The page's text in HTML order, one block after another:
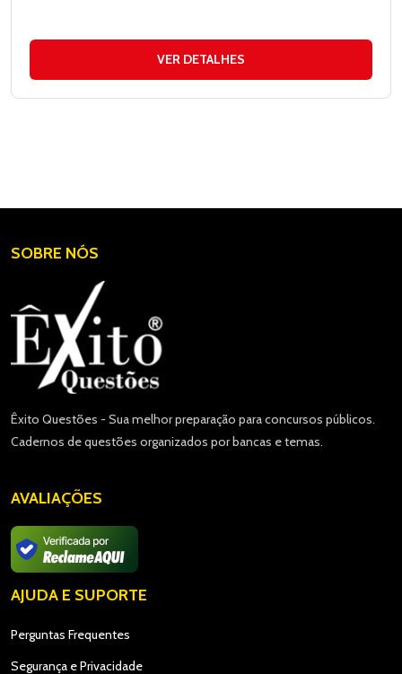
VER DETALHES
SOBRE NÓS
Êxito Questões - Sua melhor preparação para concursos públicos.
Cadernos de questões organizados por bancas e temas.
AVALIAÇÕES
AJUDA E SUPORTE
Perguntas Frequentes
Segurança e Privacidade